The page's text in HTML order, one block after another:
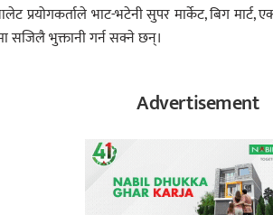
प्रयोगकर्ताले भाट-भटेनी सुपर मार्केट, बिग मार्ट,
सजिलै भुक्तानी गर्न सक्ने छन्।
Advertisement